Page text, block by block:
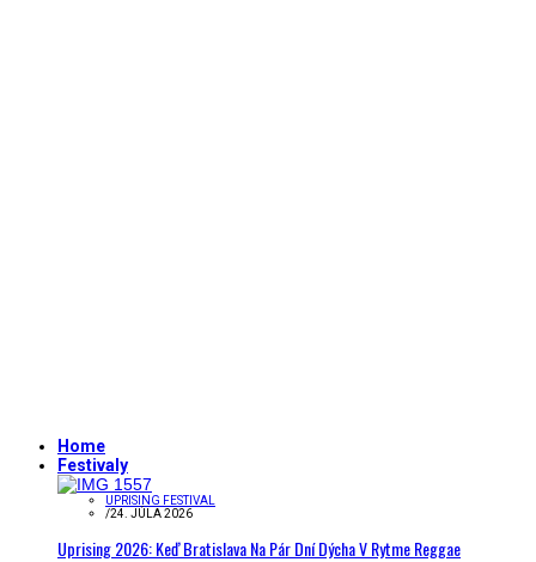
Home
Festivaly
UPRISING FESTIVAL
/24. JÚLA 2026
Uprising 2026: Keď Bratislava Na Pár Dní Dýcha V Rytme Reggae